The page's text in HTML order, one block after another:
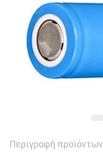
SITEMAP
PRIVACY
POLICY
Περιγραφή προϊόντων